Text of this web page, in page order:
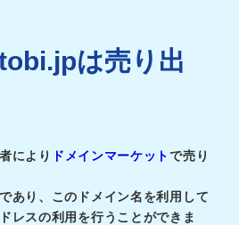
は売り出
により ドメインマーケットで売り
あり、このドメイン名を利用して
レスの利用を行うことができま